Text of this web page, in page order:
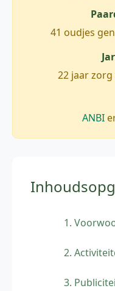
41 oudjes
22 jaar
ANBI
1.
2.
3.